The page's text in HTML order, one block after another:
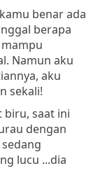
benar ada
berapa
Namun aku
aku
sekali!
biru, saat ini
dengan
lucu ...dia